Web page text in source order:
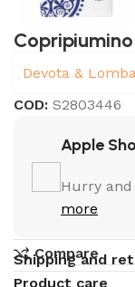
Devota &
COD:S2803446
Apple
Hurry
more
Compare
Shipping and
Product care